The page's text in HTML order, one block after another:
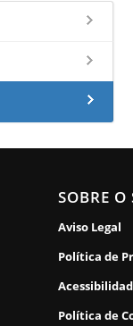
SOBRE O
Aviso Legal
Política de
Política de